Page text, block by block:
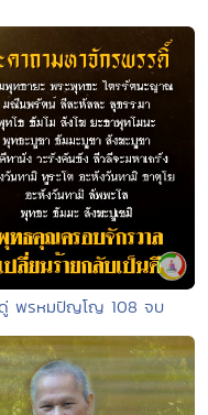
ดู่ พรหมปัญโญ 108 จบ